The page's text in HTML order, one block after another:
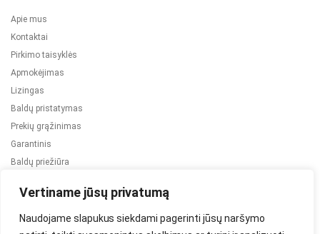
Vertiname jūsų privatumą
Naudojame slapukus siekdami pagerinti jūsų naršymo
Apie mus
Kontaktai
Pirkimo taisyklės
Apmokėjimas
Lizingas
Baldų pristatymas
Prekių grąžinimas
Garantinis
Baldų priežiūra